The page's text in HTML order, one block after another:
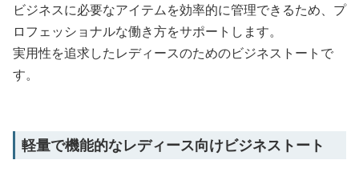
ビジネスに必要なアイテムを効率的に管理できるため、プ
ロフェッショナルな働き方をサポートします。
実用性を追求したレディースのためのビジネストートで
す。
軽量で機能的なレディース向けビジネストート